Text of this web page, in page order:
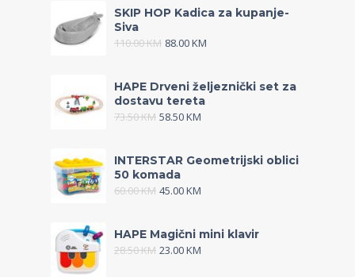
SKIP HOP Kadica za kupanje-
Siva
110.00KM 88.00KM
HAPE Drveni željeznički set za
dostavu tereta
73.50KM 58.50KM
INTERSTAR Geometrijski oblici
50 komada
60.00KM 45.00KM
HAPE Magični mini klavir
28.50KM 23.00KM